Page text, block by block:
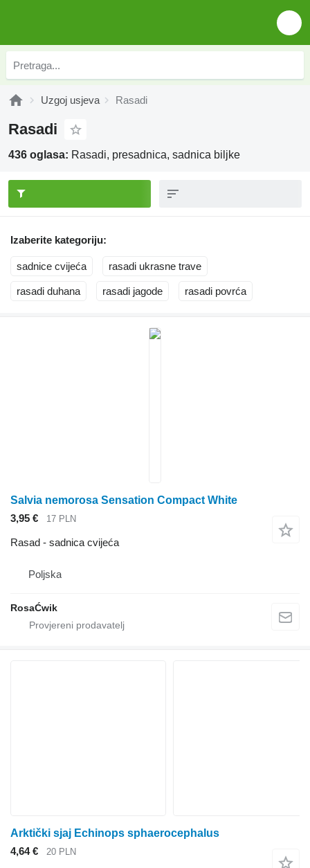
Uzgoj usjeva Rasadi
Rasadi
436 oglasa: Rasadi, presadnica, sadnica biljke
Izaberite kategoriju:
sadnice cvijeća rasadi ukrasne trave
rasadi duhana rasadi jagode rasadi povrća
Salvia nemorosa Sensation Compact White
3,95 €
17 PLN
Rasad - sadnica cvijeća
Poljska
RosaĆwik
Arktički sjaj Echinops sphaerocephalus
4,64 €
20 PLN